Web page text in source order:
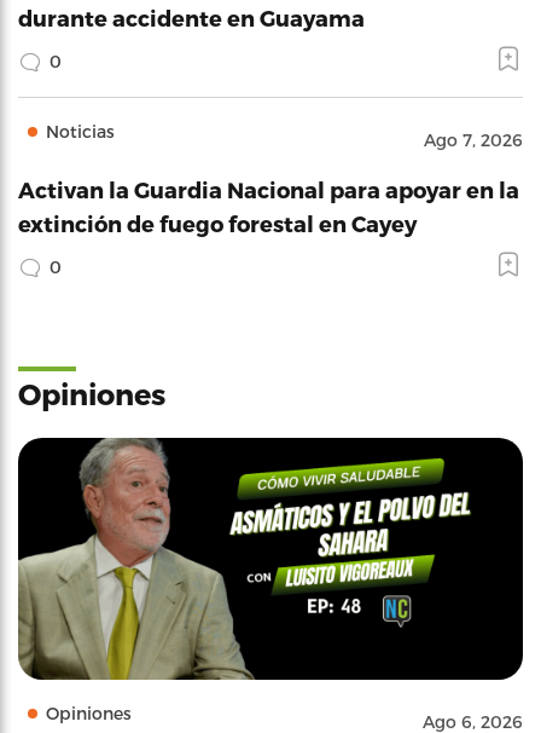
durante accidente en Guayama
0
Noticias Ago 7, 2026
Activan la Guardia Nacional para apoyar en la
extinción de fuego forestal en Cayey
0
Opiniones
Opiniones Ago 6, 2026